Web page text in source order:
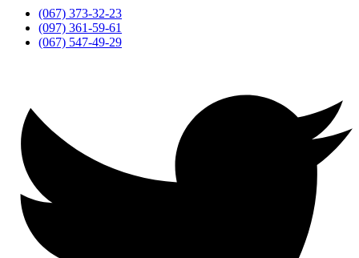
(067) 373-32-23
(097) 361-59-61
(067) 547-49-29